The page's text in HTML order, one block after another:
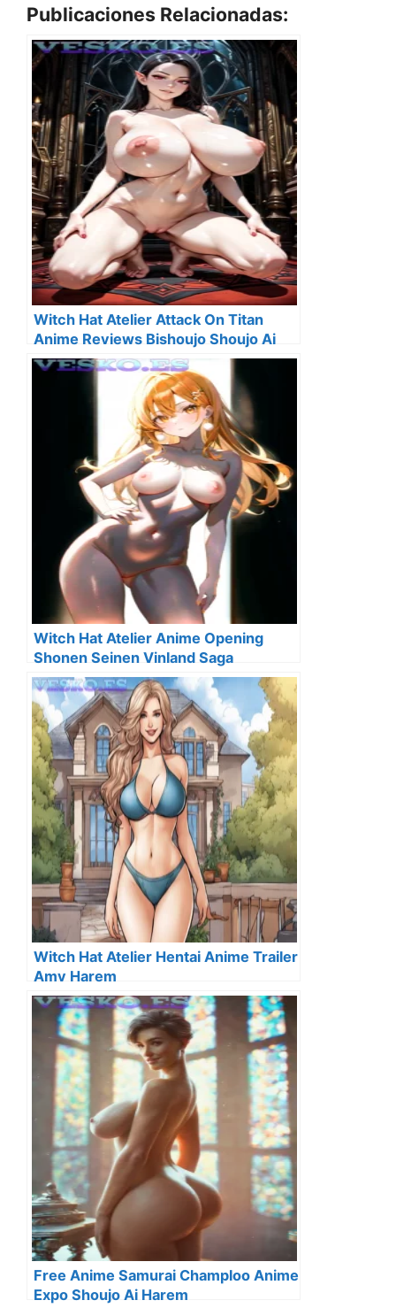
Publicaciones Relacionadas:
Witch Hat Atelier Attack On Titan
Anime Reviews Bishoujo Shoujo Ai
Witch Hat Atelier Anime Opening
Shonen Seinen Vinland Saga
Witch Hat Atelier Hentai Anime Trailer
Amv Harem
Free Anime Samurai Champloo Anime
Expo Shoujo Ai Harem